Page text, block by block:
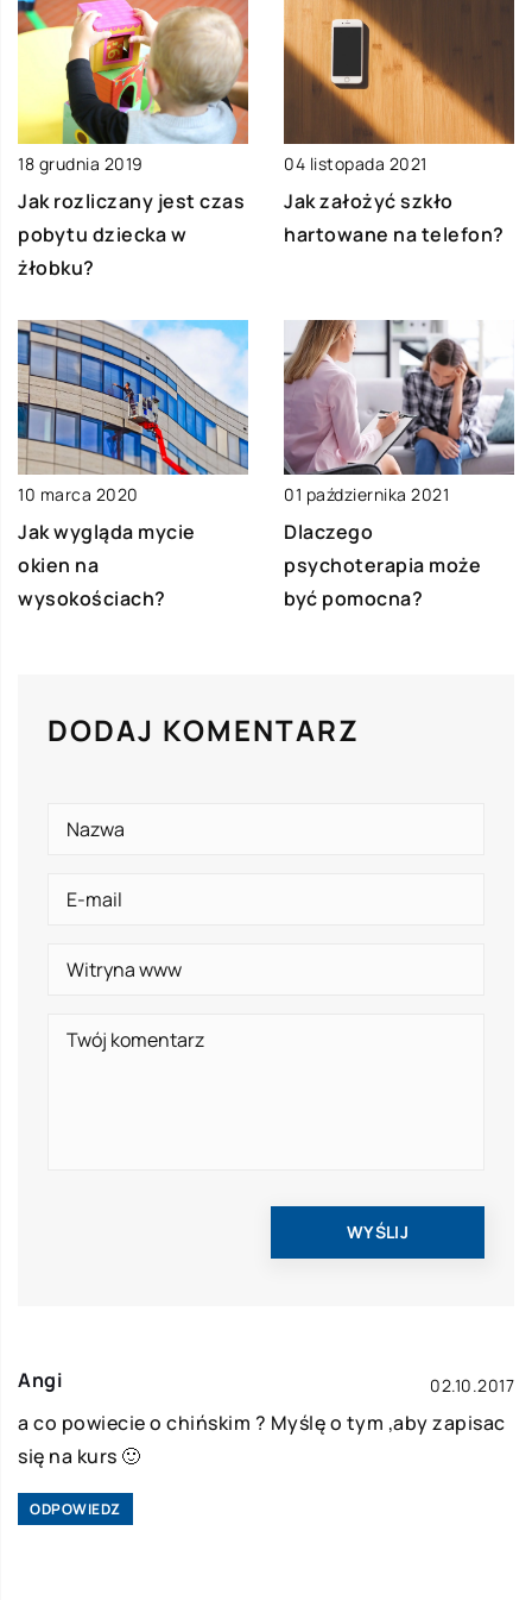
18 grudnia 2019
Jak rozliczany jest czas
pobytu dziecka w
żłobku?
04 listopada 2021
Jak założyć szkło
hartowane na telefon?
10 marca 2020
Jak wygląda mycie
okien na
wysokościach?
01 października 2021
Dlaczego
psychoterapia może
być pomocna?
DODAJ KOMENTARZ
Angi 02.10.2017
a co powiecie o chińskim ? Myślę o tym ,aby zapisac
się na kurs 🙂
ODPOWIEDZ